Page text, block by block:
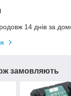
14 днів за
замовляють